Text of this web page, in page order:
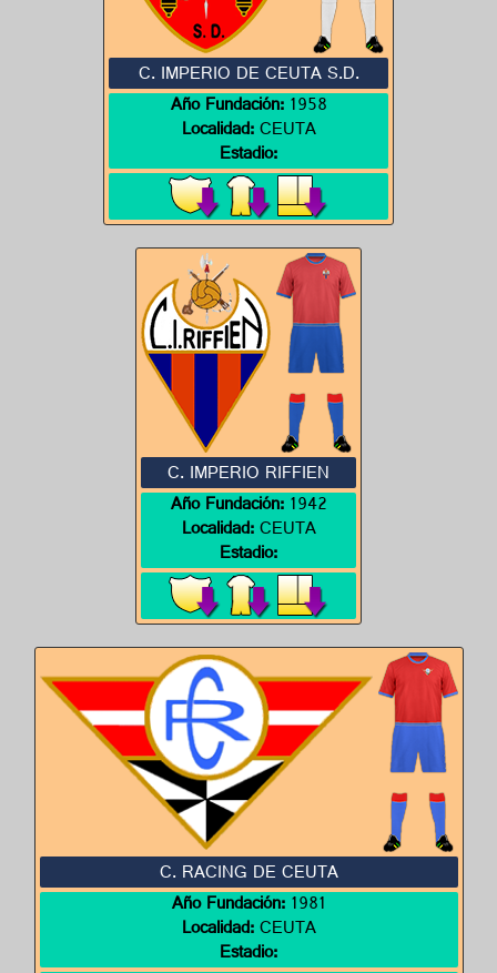
C. IMPERIO DE CEUTA S.D.
Año Fundación:1958
Localidad:CEUTA
Estadio:
C. IMPERIO RIFFIEN
Año Fundación:1942
Localidad:CEUTA
Estadio:
C. RACING DE CEUTA
Año Fundación:1981
Localidad:CEUTA
Estadio: